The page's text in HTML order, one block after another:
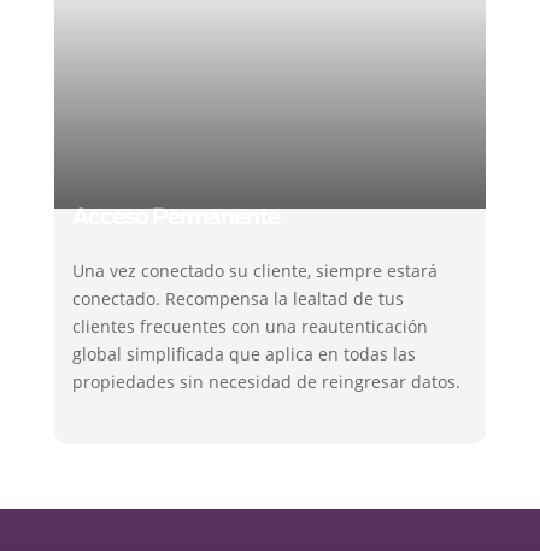
Una vez conectado su cliente, siempre estará
conectado. Recompensa la lealtad de tus
clientes frecuentes con una reautenticación
global simplificada que aplica en todas las
propiedades sin necesidad de reingresar datos.